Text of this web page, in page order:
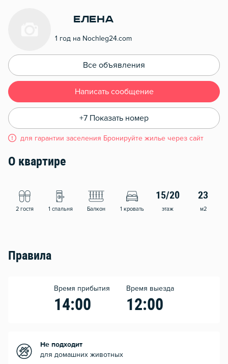
Елена
1 год на Nochleg24.com
Все объявления
Написать сообщение
+7 Показать номер
для гарантии заселения Бронируйте жилье через сайт
О квартире
2 гостя 1 спальня Балкон 1 кровать
15/20
этаж
23
м2
Правила
Время прибытия
14:00
Время выезда
12:00
Не подходит
для домашних животных